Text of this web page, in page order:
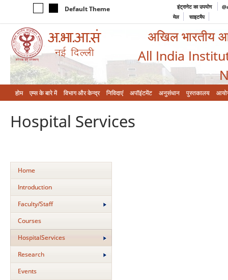
Default Theme इंट्रानेट का उपयोग
मेल
साइटमैप
अखिल भारतीय
All India
होम एम्‍स के बारे में विभाग और केन्‍द्र निविदाएं अपॉइंटमेंट अनुसंधान पुस्तकालय
Hospital Services
Home
Introduction
Faculty/Staff
Courses
HospitalServices
Research
Events